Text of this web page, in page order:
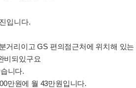
입니다.
거리이고 GS 편의점근처에 위치해 있
비되있구요
니다.
만원에 월 43만원입니다.